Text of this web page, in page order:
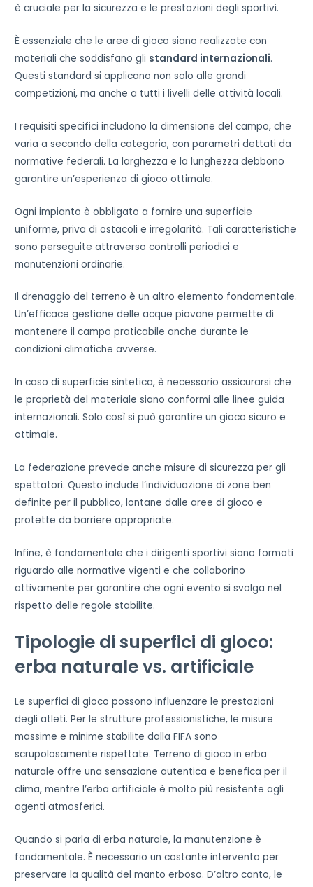
è cruciale per la sicurezza e le prestazioni degli sportivi.
È essenziale che le aree di gioco siano realizzate con
materiali che soddisfano gli standard internazionali.
Questi standard si applicano non solo alle grandi
competizioni, ma anche a tutti i livelli delle attività locali.
I requisiti specifici includono la dimensione del campo, che
varia a secondo della categoria, con parametri dettati da
normative federali. La larghezza e la lunghezza debbono
garantire un’esperienza di gioco ottimale.
Ogni impianto è obbligato a fornire una superficie
uniforme, priva di ostacoli e irregolarità. Tali caratteristiche
sono perseguite attraverso controlli periodici e
manutenzioni ordinarie.
Il drenaggio del terreno è un altro elemento fondamentale.
Un’efficace gestione delle acque piovane permette di
mantenere il campo praticabile anche durante le
condizioni climatiche avverse.
In caso di superficie sintetica, è necessario assicurarsi che
le proprietà del materiale siano conformi alle linee guida
internazionali. Solo così si può garantire un gioco sicuro e
ottimale.
La federazione prevede anche misure di sicurezza per gli
spettatori. Questo include l’individuazione di zone ben
definite per il pubblico, lontane dalle aree di gioco e
protette da barriere appropriate.
Infine, è fondamentale che i dirigenti sportivi siano formati
riguardo alle normative vigenti e che collaborino
attivamente per garantire che ogni evento si svolga nel
rispetto delle regole stabilite.
Tipologie di superfici di gioco:
erba naturale vs. artificiale
Le superfici di gioco possono influenzare le prestazioni
degli atleti. Per le strutture professionistiche, le misure
massime e minime stabilite dalla FIFA sono
scrupolosamente rispettate. Terreno di gioco in erba
naturale offre una sensazione autentica e benefica per il
clima, mentre l’erba artificiale è molto più resistente agli
agenti atmosferici.
Quando si parla di erba naturale, la manutenzione è
fondamentale. È necessario un costante intervento per
preservare la qualità del manto erboso. D’altro canto, le